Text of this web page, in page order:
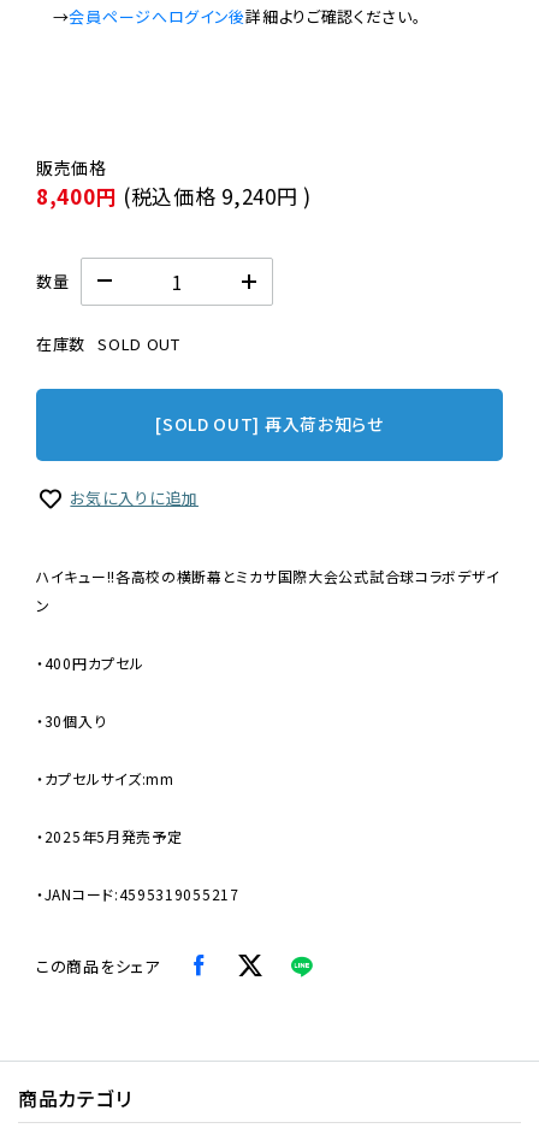
→会員ページへログイン後
8,400円 (税込価格 9,240円 )
数量
在庫数 SOLD OUT
[SOLD OUT] 再入荷お知らせ
お気に入りに追加
ハイキュー!!各高校の横断幕とミカサ国際大会公式試合球コラボデザイ
ン
・400円カプセル
・30個入り
・カプセルサイズ:mm
・2025年5月発売予定
・JANコード:4595319055217
この商品をシェア
商品カテゴリ